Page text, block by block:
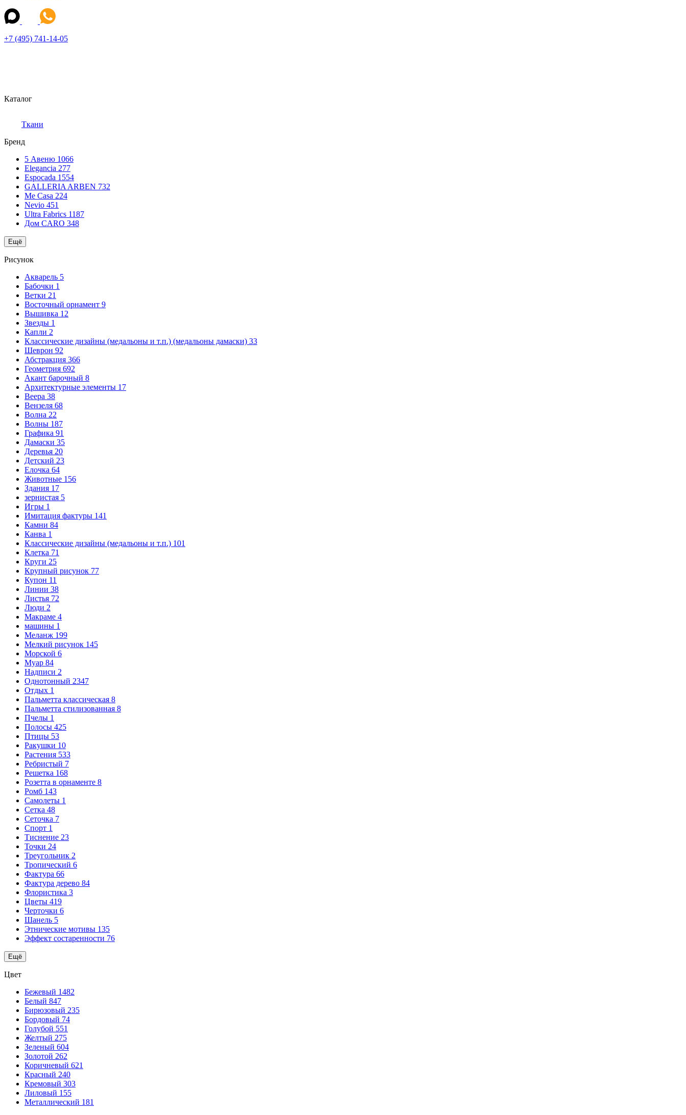
+7 (495) 741-14-05
Каталог
Ткани
Бренд
5 Авеню 1066
Elegancia 277
Espocada 1554
GALLERIA ARBEN 732
Me Casa 224
Nevio 451
Ultra Fabrics 1187
Дом CARO 348
Ещё
Рисунок
Акварель 5
Бабочки 1
Ветки 21
Восточный орнамент 9
Вышивка 12
Звезды 1
Капли 2
Классические дизайны (медальоны и т.п.) (медальоны дамаски) 33
Шеврон 92
Абстракция 366
Геометрия 692
Акант барочный 8
Архитектурные элементы 17
Веера 38
Вензеля 68
Волна 22
Волны 187
Графика 91
Дамаски 35
Деревья 20
Детский 23
Елочка 64
Животные 156
Здания 17
зернистая 5
Игры 1
Имитация фактуры 141
Камни 84
Канва 1
Классические дизайны (медальоны и т.п.) 101
Клетка 71
Круги 25
Крупный рисунок 77
Купон 11
Линии 38
Листья 72
Люди 2
Макраме 4
машины 1
Меланж 199
Мелкий рисунок 145
Морской 6
Муар 84
Надписи 2
Однотонный 2347
Отдых 1
Пальметта классическая 8
Пальметта стилизованная 8
Пчелы 1
Полосы 425
Птицы 53
Ракушки 10
Растения 533
Ребристый 7
Решетка 168
Розетта в орнаменте 8
Ромб 143
Самолеты 1
Сетка 48
Сеточка 7
Спорт 1
Тиснение 23
Точки 24
Треугольник 2
Тропический 6
Фактура 66
Фактура дерево 84
Флористика 3
Цветы 419
Черточки 6
Шанель 5
Этнические мотивы 135
Эффект состаренности 76
Ещё
Цвет
Бежевый 1482
Белый 847
Бирюзовый 235
Бордовый 74
Голубой 551
Желтый 275
Зеленый 604
Золотой 262
Коричневый 621
Красный 240
Кремовый 303
Лиловый 155
Металлический 181